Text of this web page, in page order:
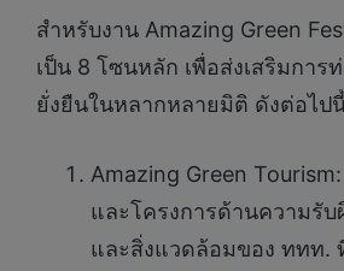
สำหรับงาน Amazing Green
เป็น 8 โซนหลัก เพื่อส่งเสริมการ
ยั่งยืนในหลากหลายมิติ ดังต่อไป
Amazing Green
และโครงการด้านความรั
และสิ่งแวดล้อมของ ททท.